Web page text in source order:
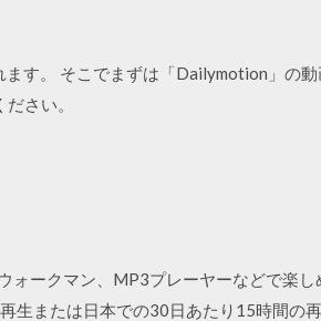
す。 そこでまずは「Dailymotion」の
さい。
ォークマン、MP3プレーヤーなどで楽
または日本での30日あたり15時間の